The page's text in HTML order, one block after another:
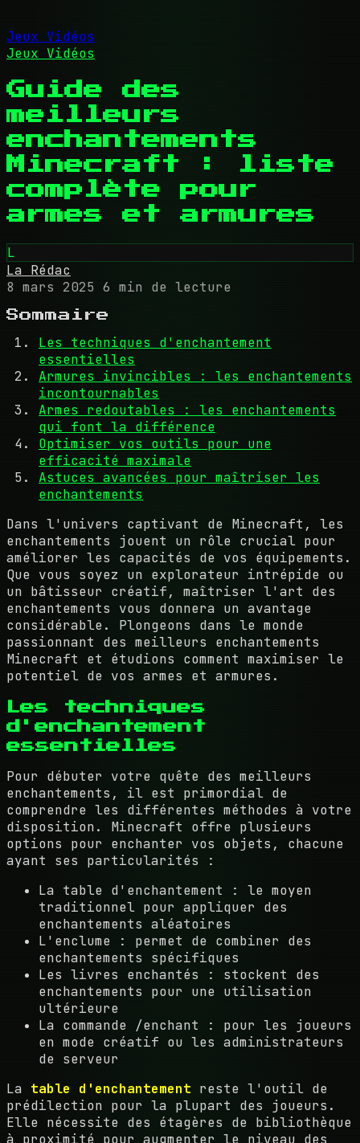
Jeux Vidéos
Jeux Vidéos
Guide des
meilleurs
enchantements
Minecraft : liste
complète pour
armes et armures
L
La Rédac
8 mars 2025 6 min de lecture
Sommaire
Les techniques d'enchantement
essentielles
Armures invincibles : les enchantements
incontournables
Armes redoutables : les enchantements
qui font la différence
Optimiser vos outils pour une
efficacité maximale
Astuces avancées pour maîtriser les
enchantements
Dans l'univers captivant de Minecraft, les
enchantements jouent un rôle crucial pour
améliorer les capacités de vos équipements.
Que vous soyez un explorateur intrépide ou
un bâtisseur créatif, maîtriser l'art des
enchantements vous donnera un avantage
considérable. Plongeons dans le monde
passionnant des meilleurs enchantements
Minecraft et étudions comment maximiser le
potentiel de vos armes et armures.
Les techniques
d'enchantement
essentielles
Pour débuter votre quête des meilleurs
enchantements, il est primordial de
comprendre les différentes méthodes à votre
disposition. Minecraft offre plusieurs
options pour enchanter vos objets, chacune
ayant ses particularités :
La table d'enchantement : le moyen
traditionnel pour appliquer des
enchantements aléatoires
L'enclume : permet de combiner des
enchantements spécifiques
Les livres enchantés : stockent des
enchantements pour une utilisation
ultérieure
La commande /enchant : pour les joueurs
en mode créatif ou les administrateurs
de serveur
La table d'enchantement reste l'outil de
prédilection pour la plupart des joueurs.
Elle nécessite des étagères de bibliothèque
à proximité pour augmenter le niveau des